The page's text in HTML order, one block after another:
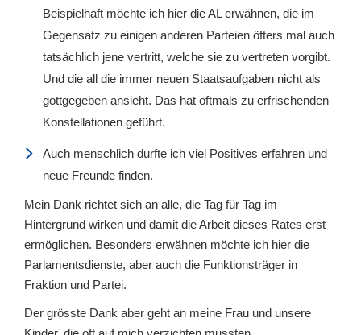
Beispielhaft möchte ich hier die AL erwähnen, die im
Gegensatz zu einigen anderen Parteien öfters mal auch
tatsächlich jene vertritt, welche sie zu vertreten vorgibt.
Und die all die immer neuen Staatsaufgaben nicht als
gottgegeben ansieht. Das hat oftmals zu erfrischenden
Konstellationen geführt.
Auch menschlich durfte ich viel Positives erfahren und
neue Freunde finden.
Mein Dank richtet sich an alle, die Tag für Tag im
Hintergrund wirken und damit die Arbeit dieses Rates erst
ermöglichen. Besonders erwähnen möchte ich hier die
Parlamentsdienste, aber auch die Funktionsträger in
Fraktion und Partei.
Der grösste Dank aber geht an meine Frau und unsere